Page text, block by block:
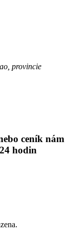
provincie
ceník nám
hodin